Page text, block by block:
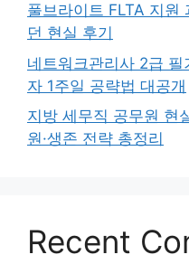
풀브라이트 FLTA 지원
던 현실 후기
네트워크관리사 2급
자 1주일 공략법 대공개
지방 세무직 공무원 현
원·생존 전략 총정리
Recent